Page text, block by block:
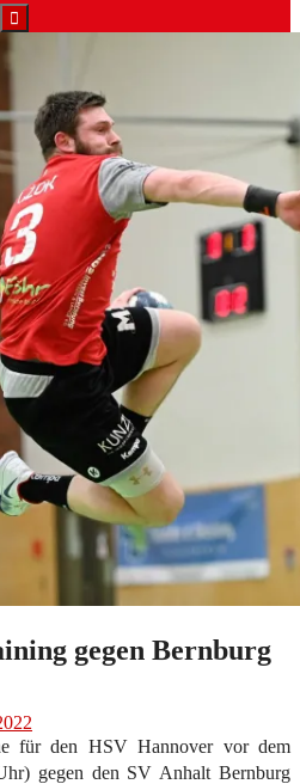
gegen Bernburg
für den HSV Hannover vor dem
gegen den SV Anhalt Bernburg